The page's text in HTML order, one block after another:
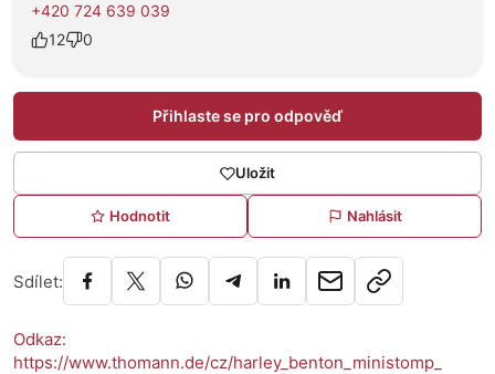
+420 724 639 039
12
0
Přihlaste se pro odpověď
Uložit
Hodnotit Nahlásit
Sdílet:
Odkaz:
https://www.thomann.de/cz/harley_benton_ministomp_